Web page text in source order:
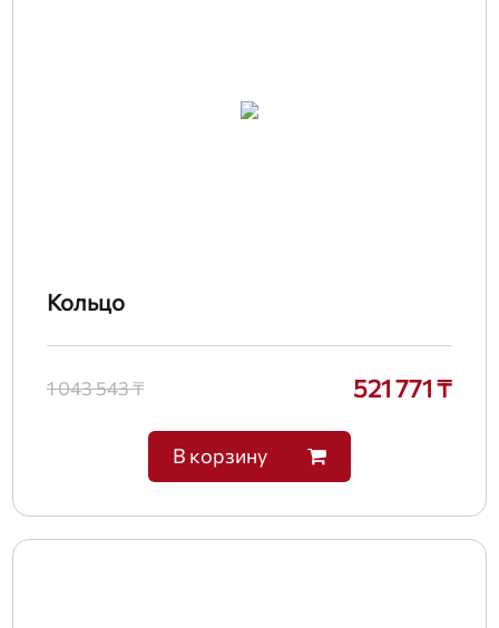
Кольцо
1 043 543 ₸ 521 771 ₸
В корзину